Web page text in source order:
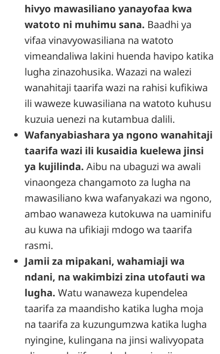
hivyo mawasiliano yanayofaa kwa
watoto ni muhimu sana. Baadhi ya
vifaa vinavyowasiliana na watoto
vimeandaliwa lakini huenda havipo katika
lugha zinazohusika. Wazazi na walezi
wanahitaji taarifa wazi na rahisi kufikiwa
ili waweze kuwasiliana na watoto kuhusu
kuzuia uenezi na kutambua dalili.
Wafanyabiashara ya ngono wanahitaji
taarifa wazi ili kusaidia kuelewa jinsi
ya kujilinda. Aibu na ubaguzi wa awali
vinaongeza changamoto za lugha na
mawasiliano kwa wafanyakazi wa ngono,
ambao wanaweza kutokuwa na uaminifu
au kuwa na ufikiaji mdogo wa taarifa
rasmi.
Jamii za mipakani, wahamiaji wa
ndani, na wakimbizi zina utofauti wa
lugha. Watu wanaweza kupendelea
taarifa za maandisho katika lugha moja
na taarifa za kuzungumzwa katika lugha
nyingine, kulingana na jinsi walivyopata